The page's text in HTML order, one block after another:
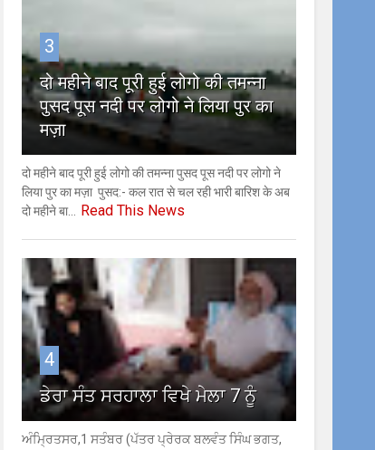
3
दो महीने बाद पूरी हुई लोगो की तमन्ना
पुसद पूस नदी पर लोगो ने लिया पुर का
मज़ा
दो महीने बाद पूरी हुई लोगो की तमन्ना पुसद पूस नदी पर लोगो ने
लिया पुर का मज़ा पुसद:- कल रात से चल रही भारी बारिश के अब
दो महीने बा...
Read This News
4
ਡੇਰਾ ਸੰਤ ਸਰਹਾਲਾ ਵਿਖੇ ਮੇਲਾ 7 ਨੂੰ
ਅੰਮ੍ਰਿਤਸਰ,1 ਸਤੰਬਰ (ਪੱਤਰ ਪ੍ਰੇਰਕ ਬਲਵੰਤ ਸਿੰਘ ਭਗਤ,